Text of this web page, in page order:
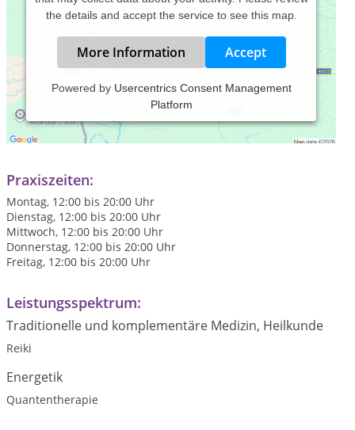
the details and accept the service to see this map.
More Information Accept
Powered by Usercentrics Consent Management
Platform
In meiner Praxis in Wien als auch während meiner Online
Sitzungen werden moderne Quantenheilmethoden mit
traditionellen Reiki Praktiken kombiniert.
Praxiszeiten:
Montag, 12:00 bis 20:00 Uhr
Dienstag, 12:00 bis 20:00 Uhr
Mittwoch, 12:00 bis 20:00 Uhr
Donnerstag, 12:00 bis 20:00 Uhr
Freitag, 12:00 bis 20:00 Uhr
Leistungsspektrum:
Traditionelle und komplementäre Medizin, Heilkunde
Reiki
Energetik
Quantentherapie